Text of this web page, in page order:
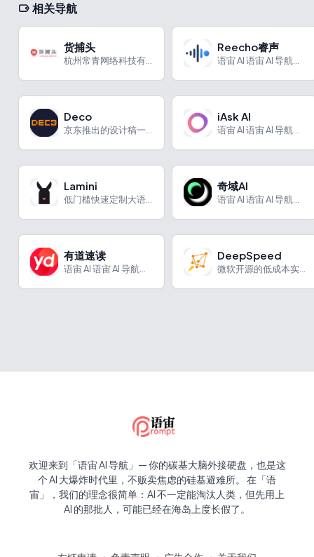
相关导航
货捕头 Reecho睿声
Deco iAsk AI
Lamini 奇域AI
有道速读 DeepSpeed
欢迎来到「语宙 AI 导航」— 你的碳基大脑外接硬盘，也是这
个 AI 大爆炸时代里，不贩卖焦虑的硅基避难所。 在「语
宙」，我们的理念很简单：AI 不一定能淘汰人类，但先用上
AI 的那批人，可能已经在海岛上度长假了。